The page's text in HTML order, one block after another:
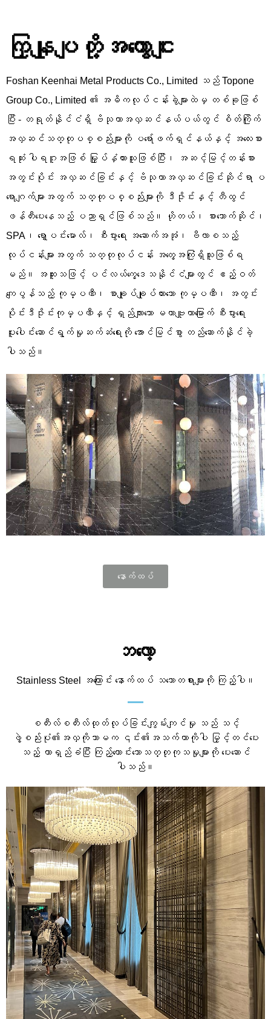
ကြှနျုပျတို့အကွောငျး
Foshan Keenhai Metal Products Co., Limited သည် Topone
Group Co., Limited ၏ အဓိကလုပ်ငန်းခွဲများထဲမှ တစ်ခုဖြစ်
ပြီး - တရုတ်နိုင်ငံရှိ ဗိသုကာအလှဆင်နယ်ပယ်တွင် စိတ်ကြိုက်
အလှဆင်သတ္တုပစ္စည်းများကို ပရော်ဖက်ရှင်နယ်နှင့် အလေးစား
ရဆုံး ပါရဂူအဖြစ် မြှုပ်နှံထားသူဖြစ်ပြီး၊ အဆင့်မြင့်တန်းစား
အတွင်းပိုင်း အလှဆင်ခြင်းနှင့် ဗိသုကာအလှဆင်ခြင်းဆိုင်ရာ ပ
ရောဂျက်များအတွက် သတ္တုပစ္စည်းများကို ဒီဇိုင်းနှင့် တီထွင်
ဖန်တီးပေးနေသည့် ပညာရှင်ဖြစ်သည်။ ဟိုတယ်၊ စားသောက်ဆိုင်၊
SPA၊ ရှော့ပင်းမောလ်၊ စီးပွားရေး အဆောက်အအုံ၊ ဗီလာစသည့်
လုပ်ငန်းများအတွက် သတ္တုလုပ်ငန်း အတွေ့အကြုံရှိသူဖြစ်ရ
မည်။ အထူးသဖြင့် ပင်လယ်ကွေ့ဒေသနိုင်ငံများတွင် ဧည့်ဝတ်
ကျေပွန်သည့် ကုမ္ပဏီ၊ စာချုပ်ချုပ်ထားသော ကုမ္ပဏီ၊ အတွင်း
ပိုင်းဒီဇိုင်းကုမ္ပဏီနှင့် ရှည်လျားသော မဟာဗျူဟာမြောက် စီးပွားရေး
ပူးပေါင်းဆောင်ရွက်မှုဆက်ဆံရေးကို အောင်မြင်စွာ တည်ဆောက်နိုင်ခဲ့
ပါသည်။
နောက်ထပ်
ဘလော့
Stainless Steel အကြောင်း နောက်ထပ် သဘောတရားများကို ကြည့်ပါ။
စတီးလ်စတီးလ်ထုတ်လုပ်ခြင်းကျွမ်းကျင်မှု သည် သင့်
ဖွဲ့စည်းပုံ၏အလှကိုသာမက ၎င်း၏အသက်တာကိုပါ မြှင့်တင်ပေး
သည့် တာရှည်ခံပြီး ကြည့်ကောင်းသောသတ္တုကုသမှုများကို ပေးဆောင်
ပါသည်။